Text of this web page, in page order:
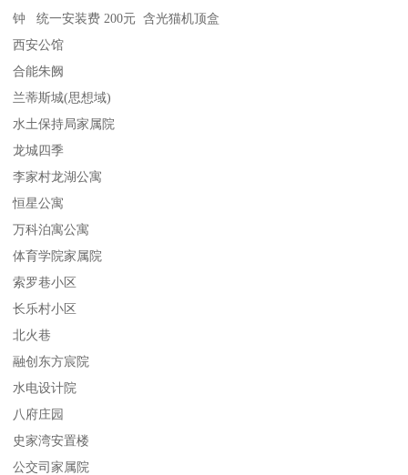
钟 统一安装费 200元 含光猫机顶盒
西安公馆
合能朱阙
兰蒂斯城(思想域)
水土保持局家属院
龙城四季
李家村龙湖公寓
恒星公寓
万科泊寓公寓
体育学院家属院
索罗巷小区
长乐村小区
北火巷
融创东方宸院
水电设计院
八府庄园
史家湾安置楼
公交司家属院